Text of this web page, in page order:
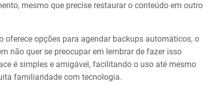
mesmo que precise restaurar o conteúdo em outro
oferece opções para agendar backups automáticos, o
não quer se preocupar em lembrar de fazer isso
é simples e amigável, facilitando o uso até mesmo
familiaridade com tecnologia.